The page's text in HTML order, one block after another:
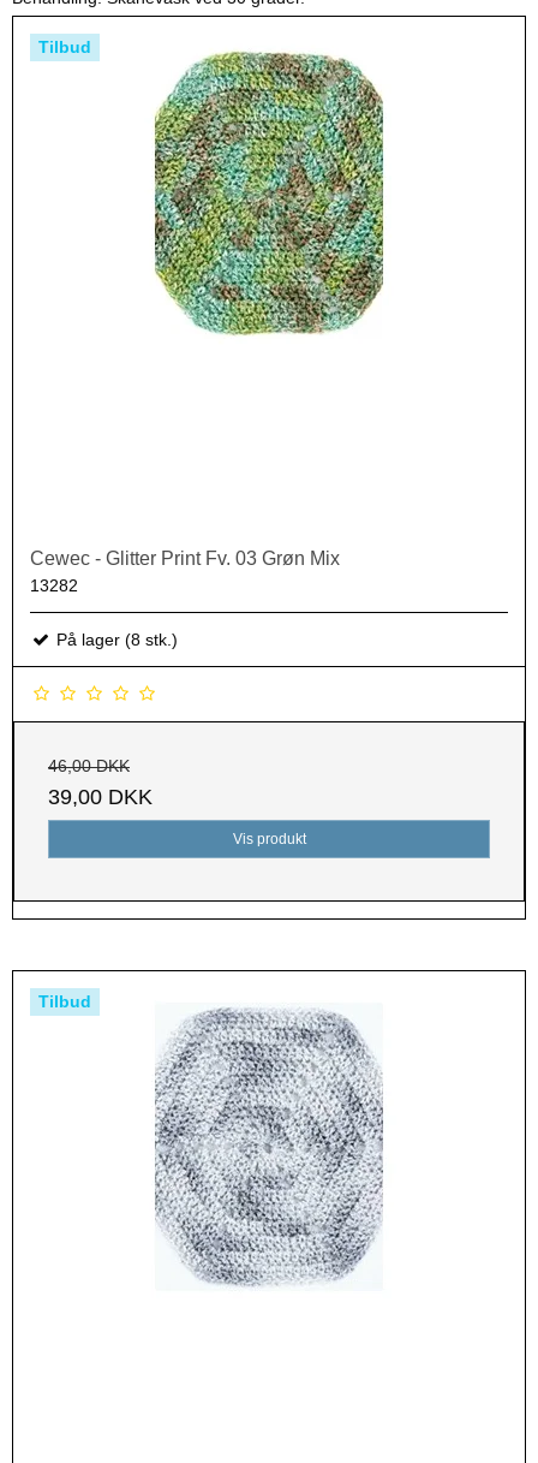
Tilbud
Cewec - Glitter Print Fv. 03 Grøn Mix
13282
På lager (8 stk.)
46,00 DKK
39,00 DKK
Vis produkt
Tilbud